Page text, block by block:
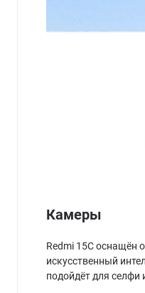
Камеры
Redmi 15C оснащён
искусственный
подойдёт для селфи